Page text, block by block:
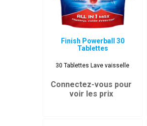
Finish Powerball 30
Tablettes
30 Tablettes Lave vaisselle
Connectez-vous pour
voir les prix